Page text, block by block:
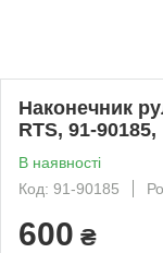
Наконечник
RTS, 91-90185,
В наявності
Код: 91-90185
600 ₴